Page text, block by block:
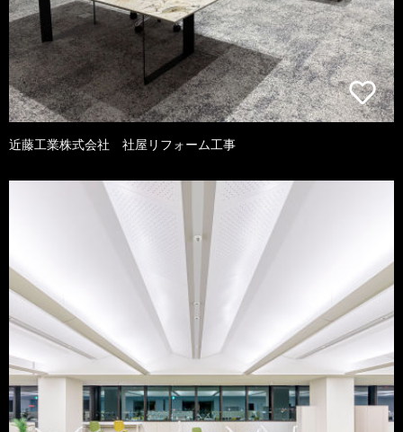
近藤工業株式会社 社屋リフォーム工事